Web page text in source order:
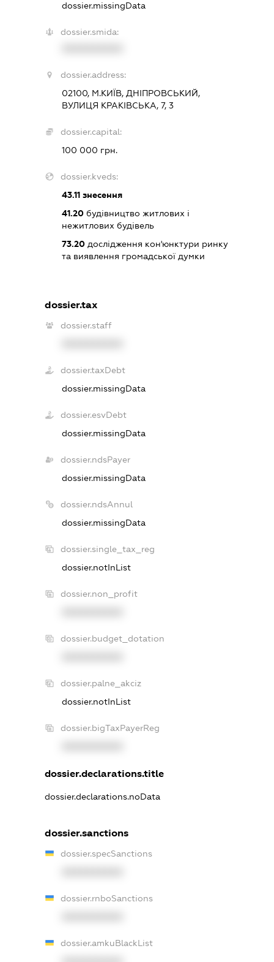
dossier.missingData
dossier.smida:
dossier.address:
02100, М.КИЇВ, ДНІПРОВСЬКИЙ,
ВУЛИЦЯ КРАКІВСЬКА, 7, 3
dossier.capital:
100 000 грн.
dossier.kveds:
43.11 знесення
41.20 будівництво житлових і
нежитлових будівель
73.20 дослідження кон'юнктури ринку
та виявлення громадської думки
dossier.tax
dossier.staff
dossier.taxDebt
dossier.missingData
dossier.esvDebt
dossier.missingData
dossier.ndsPayer
dossier.missingData
dossier.ndsAnnul
dossier.missingData
dossier.single_tax_reg
dossier.notInList
dossier.non_profit
dossier.budget_dotation
dossier.palne_akciz
dossier.notInList
dossier.bigTaxPayerReg
dossier.declarations.title
dossier.declarations.noData
dossier.sanctions
dossier.specSanctions
dossier.rnboSanctions
dossier.amkuBlackList